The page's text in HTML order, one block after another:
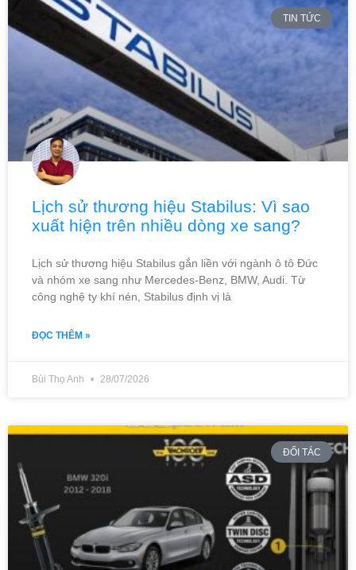
TIN TỨC
Lịch sử thương hiệu Stabilus: Vì sao
xuất hiện trên nhiều dòng xe sang?
Lịch sử thương hiệu Stabilus gắn liền với ngành ô tô Đức
và nhóm xe sang như Mercedes-Benz, BMW, Audi. Từ
công nghệ ty khí nén, Stabilus định vị là
ĐỌC THÊM »
Bùi Thọ Anh 28/07/2026
ĐỐI TÁC